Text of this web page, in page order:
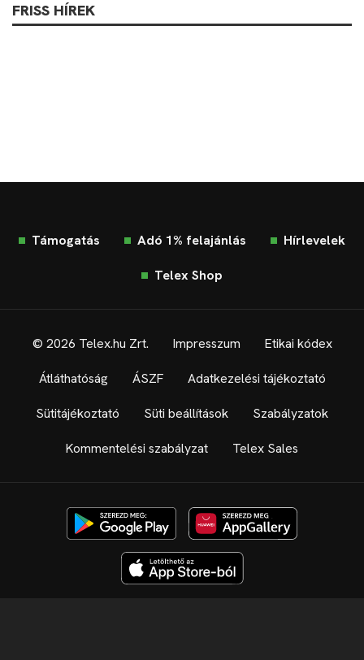
FRISS HÍREK
Támogatás Adó 1% felajánlás Hírlevelek
Telex Shop
© 2026 Telex.hu Zrt. Impresszum Etikai kódex
Átláthatóság ÁSZF Adatkezelési tájékoztató
Sütitájékoztató Süti beállítások Szabályzatok
Kommentelési szabályzat Telex Sales